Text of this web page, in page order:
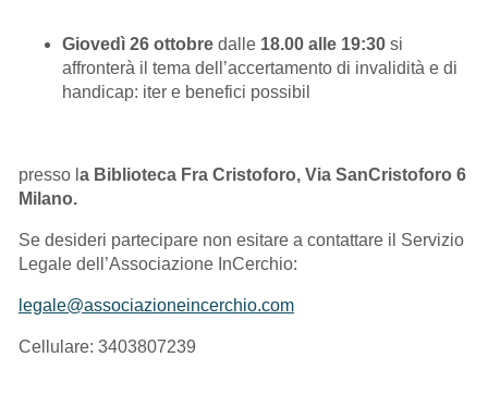
Giovedì 26 ottobre dalle 18.00 alle 19:30 si
affronterà il tema dell’accertamento di invalidità e di
handicap: iter e benefici possibil
presso l a Biblioteca Fra Cristoforo, Via SanCristoforo 6
Milano.
Se desideri partecipare non esitare a contattare il Servizio
Legale dell’Associazione InCerchio:
legale@associazioneincerchio.com
Cellulare: 3403807239